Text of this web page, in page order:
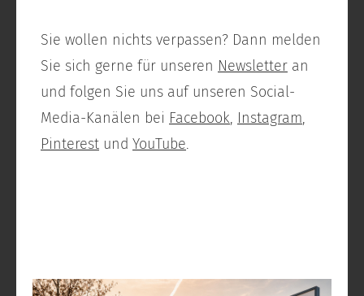
Sie wollen nichts verpassen? Dann melden
Sie sich gerne für unseren Newsletter an
und folgen Sie uns auf unseren Social-
Media-Kanälen bei Facebook, Instagram,
Pinterest und YouTube.